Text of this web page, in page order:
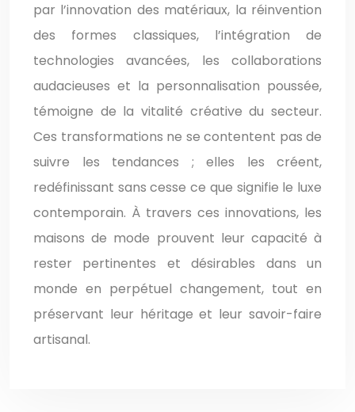
par l’innovation des matériaux, la réinvention
des formes classiques, l’intégration de
technologies avancées, les collaborations
audacieuses et la personnalisation poussée,
témoigne de la vitalité créative du secteur.
Ces transformations ne se contentent pas de
suivre les tendances ; elles les créent,
redéfinissant sans cesse ce que signifie le luxe
contemporain. À travers ces innovations, les
maisons de mode prouvent leur capacité à
rester pertinentes et désirables dans un
monde en perpétuel changement, tout en
préservant leur héritage et leur savoir-faire
artisanal.